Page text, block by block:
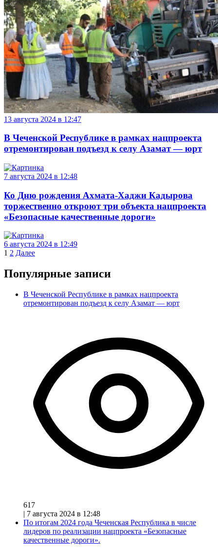
13 августа 2024 в 12:47
В Чеченской Республике в рамках нацпроекта
отремонтирован подъезд к селу Азамат — юрт
7 августа 2024 в 12:48
Ко Дню рождения Ахмата-Хаджи Кадырова
торжественно откроют три объекта нацпроекта
«Безопасные качественные дороги»
6 августа 2024 в 12:49
Навигация
по
записям
1 2 Далее
Популярные записи
В Чеченской Республике в рамках нацпроекта
отремонтирован подъезд к селу Азамат — юрт
617
| 7 августа 2024 в 12:48
По итогам 2024 года Чеченская Республика в числе
лидеров по реализации нацпроекта «Безопасные
качественные дороги».